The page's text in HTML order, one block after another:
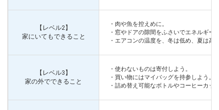
【レベル2】
家にいてもできること
・肉や魚を控えめに。
・窓やドアの隙間をふさいでエネルギー
・エアコンの温度を、冬は低め、夏は高
【レベル3】
家の外でできること
・使わないものは寄付しよう。
・買い物にはマイバッグを持参しよう。
・詰め替え可能なボトルやコーヒーカッ